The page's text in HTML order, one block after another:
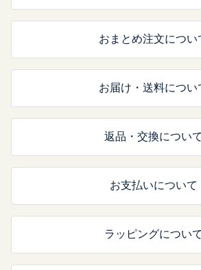
おまとめ注文につい
お届け・送料につい
返品・交換について
お支払いについて
ラッピングについて